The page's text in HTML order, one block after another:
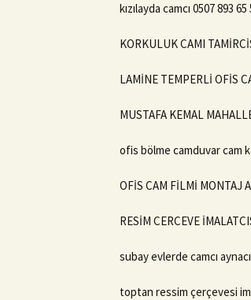
kızılayda camcı 0507 893
KORKULUK CAMI
LAMİNE TEMPERLİ OFİS
MUSTAFA KEMAL
ofis bölme camduvar cam
OFİS CAM FİLMİ MONTAJ
RESİM CERCEVE
subay evlerde camcı
toptan ressim çerçevesi